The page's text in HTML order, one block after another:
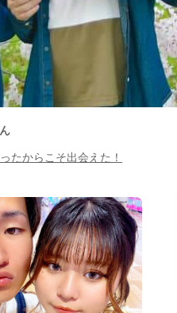
たからこそ出会えた！